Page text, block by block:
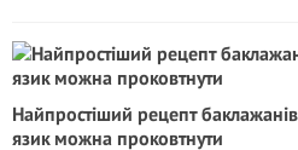
Найпростіший рецепт
язик можна проковтнути